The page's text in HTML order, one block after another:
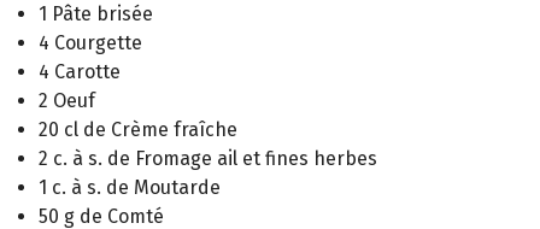
1 Pâte brisée
4 Courgette
4 Carotte
2 Oeuf
20 cl de Crème fraîche
2 c. à s. de Fromage ail et fines herbes
1 c. à s. de Moutarde
50 g de Comté